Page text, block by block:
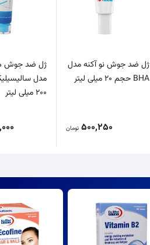
ژل ضد جوش نو آکنه مدل
BHA حجم 20 میلی لیتر
500,250 تومان
ژل ضد جوش
مدل
200 میلی لیتر